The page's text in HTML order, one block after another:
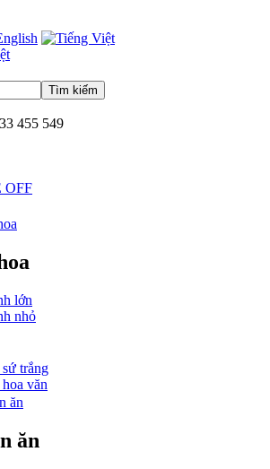
Tìm kiếm
455 549
OFF
lớn
nhỏ
sứ trắng
văn
ăn
ăn